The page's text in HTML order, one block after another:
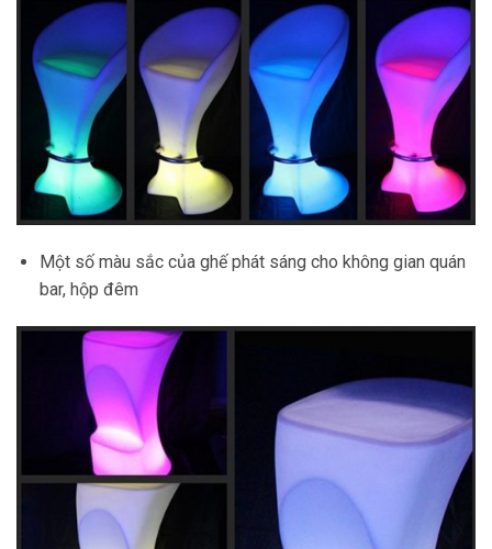
Một số màu sắc của ghế phát sáng cho không gian quán
bar, hộp đêm